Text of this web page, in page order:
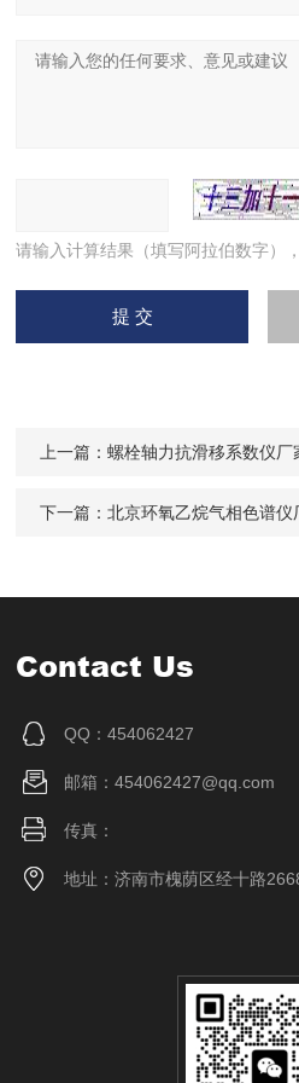
请输入计算结果（填写阿拉伯数字）
上一篇：螺栓轴力抗滑移系数仪厂
下一篇：北京环氧乙烷气相色谱仪
Contact Us
QQ：454062427
邮箱：454062427@qq.com
传真：
地址：济南市槐荫区经十路